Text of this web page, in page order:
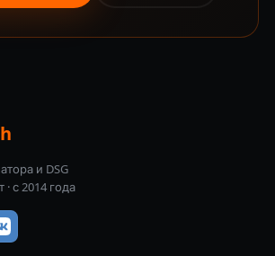
и DSG
с 2014 года